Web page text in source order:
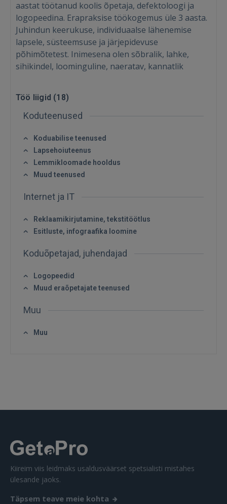
Sisene
Unustasite parooli?
Ei ole veel registreerunud?
aastat töötanud koolis õpetaja, defektoloogi ja
logopeedina. Erapraksise töökogemus üle 3 aasta.
Juhindun keerukuse, individuaalse lähenemise
lapsele, süsteemsuse ja järjepidevuse
põhimõtetest. Inimesena olen sõbralik, lahke,
sihikindel, loominguline, naeratav, kannatlik
Töö liigid (18)
Koduteenused
Koduabilise teenused
Lapsehoiuteenus
Lemmikloomade hooldus
Muud teenused
Internet ja IT
Reklaamikirjutamine, tekstitöötlus
Esitluste, infograafika loomine
Koduõpetajad, juhendajad
Logopeedid
Muud eraõpetajate teenused
Muu
Muu
Kiireim viis leidmaks usaldusväärset spetsialisti mistahes
ülesande jaoks.
Täpsem teave meie kohta